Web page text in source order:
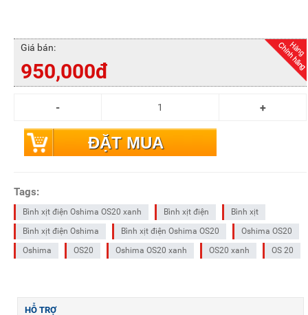
Giá bán:
950,000đ
ĐẶT MUA
Tags:
Bình xịt điện Oshima OS20 xanh Bình xịt điện
Bình xịt
Bình xịt điện Oshima
Bình xịt điện Oshima OS20
Oshima OS20
Oshima
OS20 Oshima OS20 xanh OS20 xanh OS 20
HỖ TRỢ